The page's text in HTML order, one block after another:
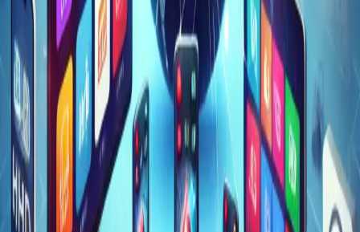
Reaktionszeit
: Achten Sie darauf, dass der Anbieter
schnellen Support bietet, wenn es zu Problemen
kommt.
Support-Kanäle: Überprüfen Sie, ob der Anbieter
auch eine umfangreiche FAQ oder ein Hilfezentrum
bietet, das bei allgemeinen Problemen schnell
Lösungen liefern kann.
Zusammenfassung der wichtigsten Kriterien:
Kriterium
Was Sie beachten sollten
Kanäle
Breite Auswahl an lokalen und
internationalen Kanälen.
Bild- und Tonqualität
HD und 4K-Unterstützung für ein
optimales Seherlebnis.